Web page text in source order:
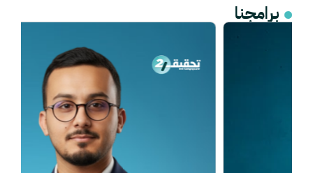
برامجنا